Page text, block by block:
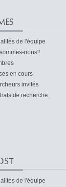
de l'équipe
nous?
en cours
invités
de recherche
de l'équipe